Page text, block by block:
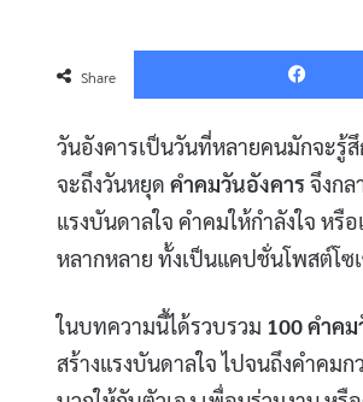
Share
วันอังคารเป็นวันที่หลายคนมักจะรู้
จะถึงวันหยุด คําคมวันอังคารจึงกล
แรงบันดาลใจ คำคมให้กำลังใจ ห
หลากหลาย ทั้งเป็นแคปชั่นโพสต์โซ
ในบทความนี้ได้รวบรวม 100 คําค
สร้างแรงบันดาลใจ ไปจนถึงคำคม